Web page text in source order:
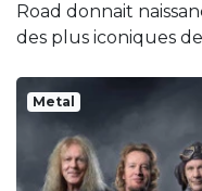
Road donnait
des plus iconiques
Metal